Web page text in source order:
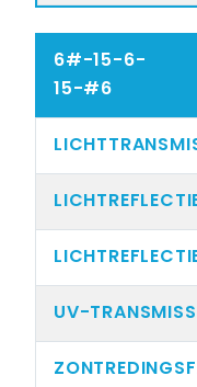
6#-15-6-
15-#6